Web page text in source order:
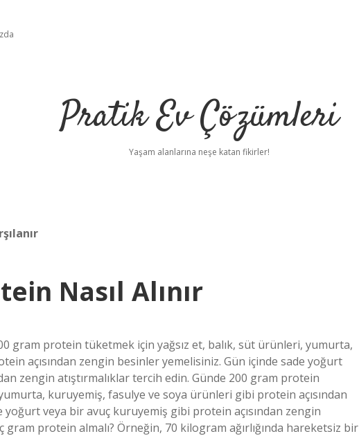
Pratik Ev Çözümleri
Yaşam alanlarına neşe katan fikirler!
Nasıl Alınır
gram protein tüketmek için yağsız et, balık, süt ürünleri, yumurta,
açısından zengin besinler yemelisiniz. Gün içinde sade yoğurt
zengin atıştırmalıklar tercih edin. Günde 200 gram protein
kuruyemiş, fasulye ve soya ürünleri gibi protein açısından
veya bir avuç kuruyemiş gibi protein açısından zengin
gram protein almalı? Örneğin, 70 kilogram ağırlığında hareketsiz bir